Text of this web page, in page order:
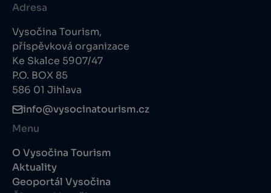
Adresa
Vysočina Tourism,
příspěvková organizace
Ke Skalce 5907/47
P.O. BOX 85
586 01 Jihlava
info@vysocinatourism.cz
Menu
O Vysočina Tourism
Aktuality
Geoportál Vysočina